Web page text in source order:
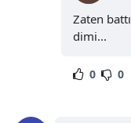
Zaten
dimi...
0 0